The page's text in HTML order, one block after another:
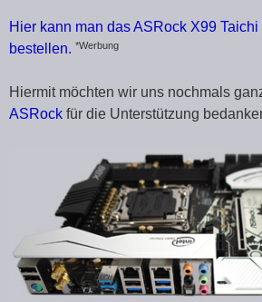
Hier kann man das ASRock X99
bestellen. *Werbung
Hiermit möchten wir uns nochmals
ASRock für die Unterstützung